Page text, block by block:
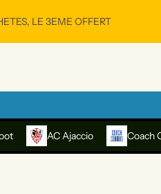
LE 3EME OFFERT
AC Ajaccio Coach